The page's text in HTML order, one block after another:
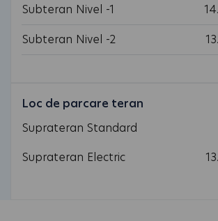
Subteran Nivel -1
Subteran Nivel -2
Loc de parcare teran
Suprateran Standard
Suprateran Electric